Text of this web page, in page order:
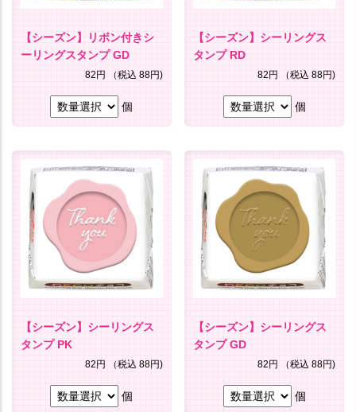
【シーズン】リボン付きシ
ーリングスタンプ GD
82円 （税込 88円)
個
【シーズン】シーリングス
タンプ RD
82円 （税込 88円)
個
【シーズン】シーリングス
タンプ PK
82円 （税込 88円)
個
【シーズン】シーリングス
タンプ GD
82円 （税込 88円)
個